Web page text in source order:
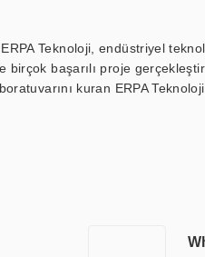
Teknoloji, endüstriyel
birçok başarılı proje
kuran ERPA
uluslararası
ERPA Teknoloji, özel